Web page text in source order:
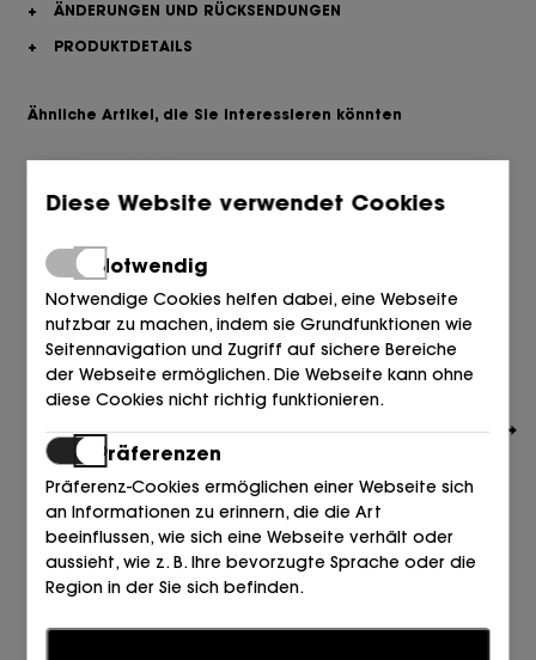
+
ÄNDERUNGEN UND RÜCKSENDUNGEN
+
PRODUKTDETAILS
Ähnliche Artikel, die Sie interessieren könnten
LÓPEZ
PALA TRENZADA ESLABON VERDE ESMERALDA
Diese Website verwendet Cookies
Notwendig
Notwendige Cookies helfen dabei, eine Webseite
nutzbar zu machen, indem sie Grundfunktionen wie
Seitennavigation und Zugriff auf sichere Bereiche
der Webseite ermöglichen. Die Webseite kann ohne
diese Cookies nicht richtig funktionieren.
Präferenzen
Präferenz-Cookies ermöglichen einer Webseite sich
an Informationen zu erinnern, die die Art
beeinflussen, wie sich eine Webseite verhält oder
aussieht, wie z. B. Ihre bevorzugte Sprache oder die
Region in der Sie sich befinden.